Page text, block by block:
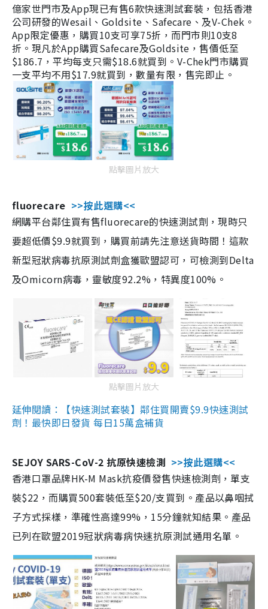
億家世門市及App現已有售6款快速測試套裝，包括香港
公司研發的Wesail、Goldsite、Safecare、及V-Chek。
App限定優惠，購買10支可享75折，而門市則10支8
折。現凡於App購買Safecare及Goldsite，售價低至
$186.7，平均每支只需$18.6就買到。V-Chek門市購買
一支平均不用$17.9就買到，數量有限，售完即止。
點擊圖片放大
fluorecare >>按此選購<<
網購平台鄰住買有售fluorecare的快速測試劑，現時只
要超低價$9.9就買到，購買前請先注意送貨時間！這款
新型冠狀病毒抗原測試劑盒獲歐盟認可，可檢測到Delta
及Omicorn病毒，靈敏度92.2%，特異度100%。
點擊圖片放大
延伸閱讀：【快速測試套裝】鄰住買開賣$9.9快速測試
劑！最快即日發貨 每日15萬盒補貨
SEJOY SARS-CoV-2 抗原快速檢測 >>按此選購<<
香港口罩品牌HK-M Mask抗疫價發售快速檢測劑，單支
裝$22，而購買500套裝低至$20/支買到。產品以鼻咽拭
子方式採樣，準確性高達99%，15分鐘就知結果。產品
已列在歐盟2019冠狀病毒病快速抗原測試通用名單。